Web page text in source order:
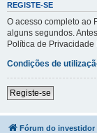
REGISTE-SE
O acesso completo ao
alguns segundos.
Política de Privacidade
Condições de
Registe-se
Fórum do investidor